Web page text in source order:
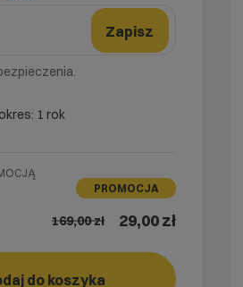
domeny
Zapisz
1 rok
PROMOCJA
169,00zł 29,00 zł
do koszyka